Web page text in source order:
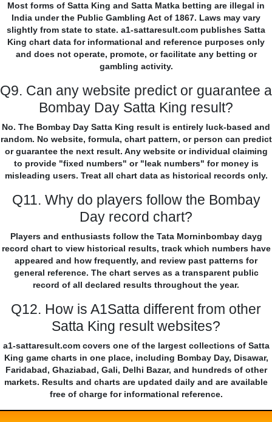
Most forms of Satta King and Satta Matka betting are illegal in
India under the Public Gambling Act of 1867. Laws may vary
slightly from state to state. a1-sattaresult.com publishes Satta
King chart data for informational and reference purposes only
and does not operate, promote, or facilitate any betting or
gambling activity.
Q9. Can any website predict or guarantee a
Bombay Day Satta King result?
No. The Bombay Day Satta King result is entirely luck-based and
random. No website, formula, chart pattern, or person can predict
or guarantee the next result. Any website or individual claiming
to provide "fixed numbers" or "leak numbers" for money is
misleading users. Treat all chart data as historical records only.
Q11. Why do players follow the Bombay
Day record chart?
Players and enthusiasts follow the Tata Morninbombay dayg
record chart to view historical results, track which numbers have
appeared and how frequently, and review past patterns for
general reference. The chart serves as a transparent public
record of all declared results throughout the year.
Q12. How is A1Satta different from other
Satta King result websites?
a1-sattaresult.com covers one of the largest collections of Satta
King game charts in one place, including Bombay Day, Disawar,
Faridabad, Ghaziabad, Gali, Delhi Bazar, and hundreds of other
markets. Results and charts are updated daily and are available
free of charge for informational reference.